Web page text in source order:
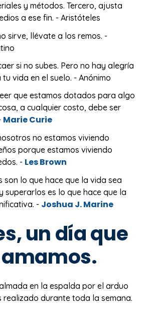
y métodos. Tercero, ajusta
a ese fin. - Aristóteles
sirve, llévate a los remos. -
si no subes. Pero no hay alegría
vida en el suelo. - Anónimo
que estamos dotados para algo
a cualquier costo, debe ser
Marie Curie
no estamos viviendo
porque estamos viviendo
- Les Brown
son lo que hace que la vida sea
superarlos es lo que hace que la
- Joshua J. Marine
un día que
en la espalda por el arduo
durante toda la semana.